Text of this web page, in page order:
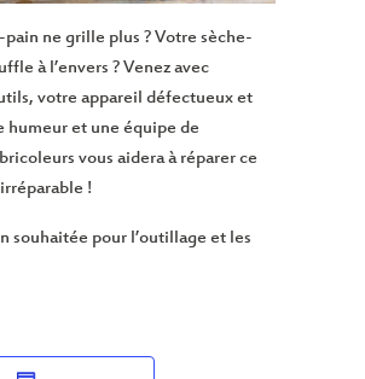
ne grille plus ? Votre sèche-
à l’envers ? Venez avec
votre appareil défectueux et
humeur et une équipe de
vous aidera à réparer ce
!
souhaitée pour l’outillage et les